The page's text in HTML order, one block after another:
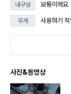
내구성 보통이에요
무게 사용하기
사진&동영상